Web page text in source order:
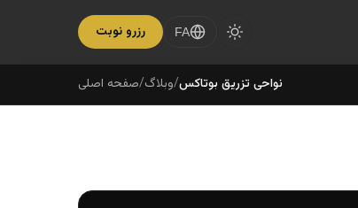
FA رزرو نوبت
صفحه اصلی/وبلاگ/نواحی تزریق بوتاکس